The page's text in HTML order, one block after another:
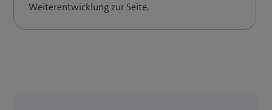
Weiterentwicklung zur Seite.